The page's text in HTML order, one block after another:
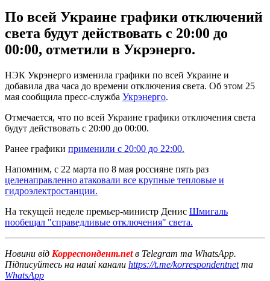
По всей Украине графики отключений
света будут действовать с 20:00 до
00:00, отметили в Укрэнерго.
НЭК Укрэнерго изменила графики по всей Украине и
добавила два часа до времени отключения света. Об этом 25
мая сообщила пресс-служба Укрэнерго.
Отмечается, что по всей Украине графики отключения света
будут действовать с 20:00 до 00:00.
Ранее графики применили с 20:00 до 22:00.
Напомним, с 22 марта по 8 мая россияне пять раз
целенаправленно атаковали все крупные тепловые и
гидроэлектростанции.
На текущей неделе премьер-министр Денис Шмигаль
пообещал "справедливые отключения" света.
Новини від Корреспондент.netв Telegram та WhatsApp.
Підписуйтесь на наші канали https://t.me/korrespondentnetта
WhatsApp